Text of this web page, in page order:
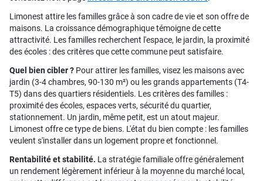
Limonest attire les familles grâce à son cadre de vie et son offre de
maisons. La croissance démographique témoigne de cette
attractivité. Les familles recherchent l'espace, le jardin, la proximité
des écoles : des critères que cette commune peut satisfaire.
Quel bien cibler ? Pour attirer les familles, visez les maisons avec
jardin (3-4 chambres, 90-130 m²) ou les grands appartements (T4-
T5) dans des quartiers résidentiels. Les critères des familles :
proximité des écoles, espaces verts, sécurité du quartier,
stationnement. Un jardin, même petit, est un atout majeur.
Limonest offre ce type de biens. L'état du bien compte : les familles
veulent s'installer dans un logement propre et fonctionnel.
Rentabilité et stabilité. La stratégie familiale offre généralement
un rendement légèrement inférieur à la moyenne du marché local,